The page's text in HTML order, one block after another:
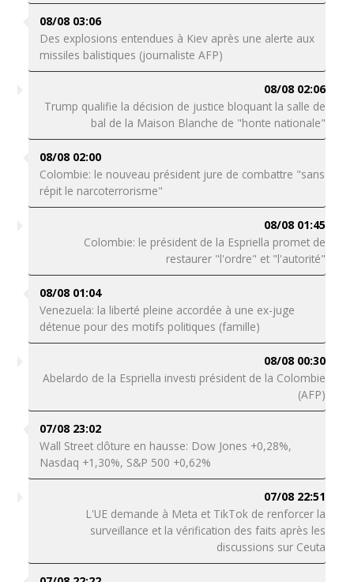
08/08 03:06
Des explosions entendues à Kiev après une alerte aux
missiles balistiques (journaliste AFP)
08/08 02:06
Trump qualifie la décision de justice bloquant la salle de
bal de la Maison Blanche de "honte nationale"
08/08 02:00
Colombie: le nouveau président jure de combattre "sans
répit le narcoterrorisme"
08/08 01:45
Colombie: le président de la Espriella promet de
restaurer "l'ordre" et "l'autorité"
08/08 01:04
Venezuela: la liberté pleine accordée à une ex-juge
détenue pour des motifs politiques (famille)
08/08 00:30
Abelardo de la Espriella investi président de la Colombie
(AFP)
07/08 23:02
Wall Street clôture en hausse: Dow Jones +0,28%,
Nasdaq +1,30%, S&P 500 +0,62%
07/08 22:51
L'UE demande à Meta et TikTok de renforcer la
surveillance et la vérification des faits après les
discussions sur Ceuta